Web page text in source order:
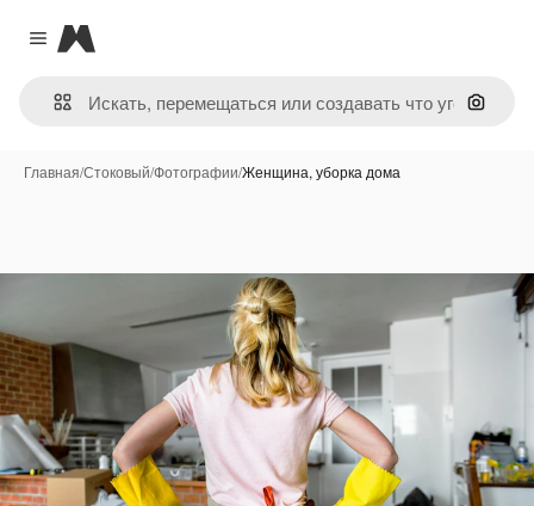
Close menu
Magnific
Поиск
Главная/Стоковый/Фотографии/Женщина, уборка дома